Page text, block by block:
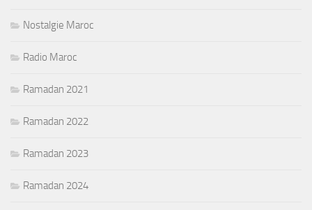
Nostalgie Maroc
Radio Maroc
Ramadan 2021
Ramadan 2022
Ramadan 2023
Ramadan 2024